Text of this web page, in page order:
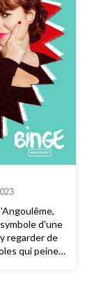
d'une
regarder de
qui peinent